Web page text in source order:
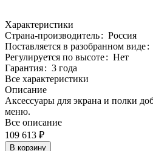
Характеристики
Страна-производитель: Россия
Поставляется в разобранном виде:
Регулируется по высоте: Нет
Гарантия: 3 года
Все характеристики
Описание
Аксессуары для экрана и полки
меню.
Все описание
109 613 ₽
В корзину